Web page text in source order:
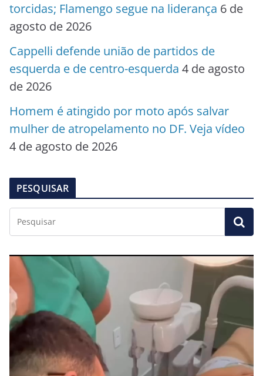
torcidas; Flamengo segue na liderança 6 de
agosto de 2026
Cappelli defende união de partidos de
esquerda e de centro-esquerda 4 de agosto
de 2026
Homem é atingido por moto após salvar
mulher de atropelamento no DF. Veja vídeo
4 de agosto de 2026
PESQUISAR